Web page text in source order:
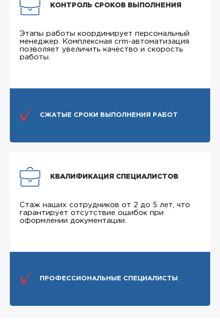
КОНТРОЛЬ СРОКОВ ВЫПОЛНЕНИЯ
Этапы работы координирует персональный
менеджер. Комплексная crm-автоматизация
позволяет увеличить качество и скорость
работы.
СЖАТЫЕ СРОКИ ВЫПОЛНЕНИЯ РАБОТ
КВАЛИФИКАЦИЯ СПЕЦИАЛИСТОВ
Стаж наших сотрудников от 2 до 5 лет, что
гарантирует отсутствие ошибок при
оформлении документации.
ПРОФЕССИОНАЛЬНЫЕ СПЕЦИАЛИСТЫ